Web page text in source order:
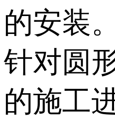
的安装
针对圆
的施工